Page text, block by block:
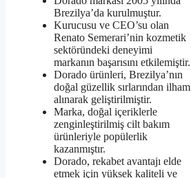
Brezilya’da kurulmuştur.
Kurucusu ve CEO’su olan
Renato Semerari’nin kozmetik
sektöründeki deneyimi
markanın başarısını etkilemiştir.
Dorado ürünleri, Brezilya’nın
doğal güzellik sırlarından ilham
alınarak geliştirilmiştir.
Marka, doğal içeriklerle
zenginleştirilmiş cilt bakım
ürünleriyle popülerlik
kazanmıştır.
Dorado, rekabet avantajı elde
etmek için yüksek kaliteli ve